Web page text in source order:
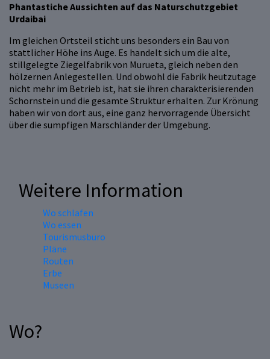
Phantastiche Aussichten auf das Naturschutzgebiet
Urdaibai
Im gleichen Ortsteil sticht uns besonders ein Bau von
stattlicher Höhe ins Auge. Es handelt sich um die alte,
stillgelegte Ziegelfabrik von Murueta, gleich neben den
hölzernen Anlegestellen. Und obwohl die Fabrik heutzutage
nicht mehr im Betrieb ist, hat sie ihren charakterisierenden
Schornstein und die gesamte Struktur erhalten. Zur Krönung
haben wir von dort aus, eine ganz hervorragende Übersicht
über die sumpfigen Marschländer der Umgebung.
Weitere Information
Wo schlafen
Wo essen
Tourismusbüro
Pläne
Routen
Erbe
Museen
Wo?